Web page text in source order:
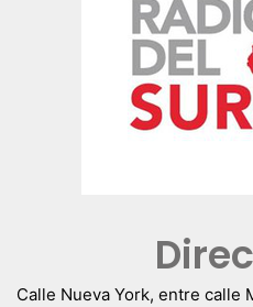
Calle Nueva York, entre calle